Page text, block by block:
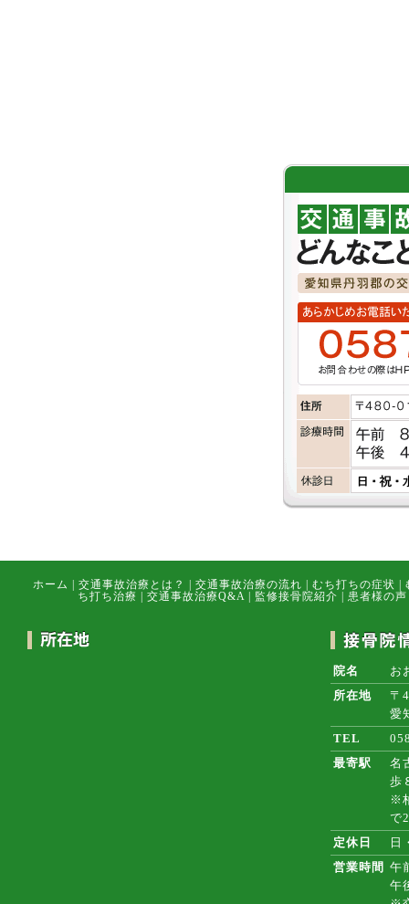
ホーム 交通事故治療とは？ 交通事故治療の流れ むち打ちの症状
ち打ち治療
交通事故治療Q&A 監修接骨院紹介 患者様の声
院名
お
所在地
〒
愛
TEL
最寄駅
名
歩
※
で
定休日
日
営業時間 午
午